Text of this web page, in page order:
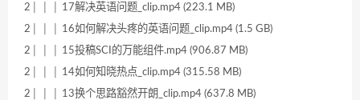
2│ │ │ 17解决英语问题_clip.mp4 (223.1 MB)
2│ │ │ 16如何解决头疼的英语问题_clip.mp4 (1.5 GB)
2│ │ │ 15投稿SCI的万能组件.mp4 (906.87 MB)
2│ │ │ 14如何知晓热点_clip.mp4 (315.58 MB)
2│ │ │ 13换个思路豁然开朗_clip.mp4 (637.8 MB)